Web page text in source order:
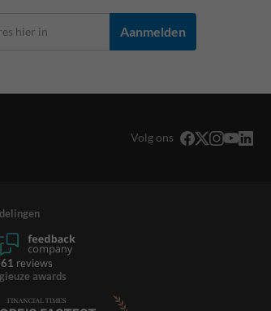
Aanmelden
Volg ons
reviews
awards